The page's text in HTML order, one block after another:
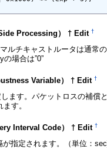
Processing） † Edit†
ルチキャストルータは通常
の場合は”0”
Variable） † Edit†
ます。パケットロスの補償
す。
Interval Code） † Edit†
が指定されます。（単位：